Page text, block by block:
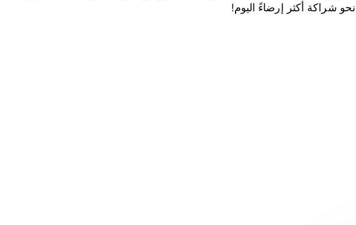
نحو شراكة أكثر إرضاءً اليوم!